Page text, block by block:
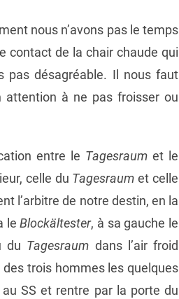
nous n’avons pas le temps
contact de la chair chaude qui
pas désagréable. Il nous faut
attention à ne pas froisser ou
entre le Tagesraum et le
celle du Tagesraum et celle
l’arbitre de notre destin, en la
leBlockältester, à sa gauche le
du Tagesraum dans l’air froid
trois hommes les quelques
SS et rentre par la porte du